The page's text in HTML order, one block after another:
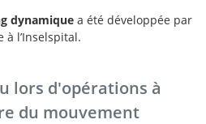
dynamiquea été développée par
l’Inselspital.
lors d'opérations à
du mouvement